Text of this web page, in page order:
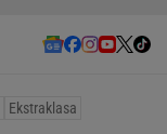
Ekstraklasa